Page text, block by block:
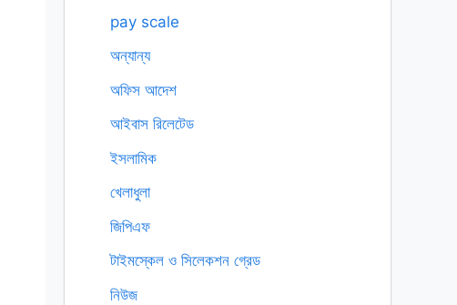
pay scale
অন্যান্য
অফিস আদেশ
আইবাস রিলেটেড
ইসলামিক
খেলাধুলা
জিপিএফ
টাইমস্কেল ও সিলেকশন গ্রেড
নিউজ